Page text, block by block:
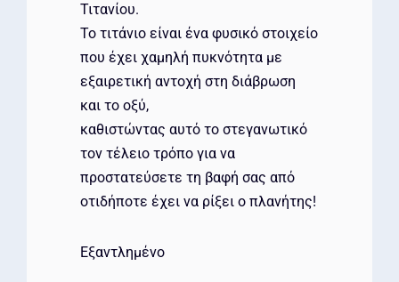
Τιτανίου.
Το τιτάνιο είναι ένα φυσικό στοιχείο
που έχει χαμηλή πυκνότητα με
εξαιρετική αντοχή στη διάβρωση
και το οξύ,
καθιστώντας αυτό το στεγανωτικό
τον τέλειο τρόπο για να
προστατεύσετε τη βαφή σας από
οτιδήποτε έχει να ρίξει ο πλανήτης!
Εξαντλημένο